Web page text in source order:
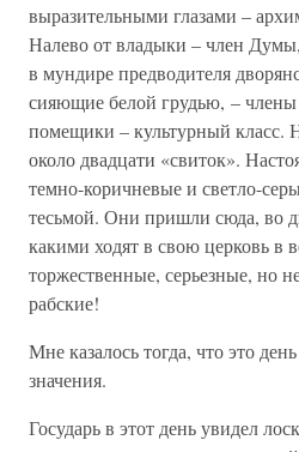
выразительными глазами –
Налево от владыки – член
в мундире предводителя
сияющие белой грудью, –
помещики – культурный класс.
около двадцати «свиток».
темно-коричневые и светло-
тесьмой. Они пришли сюда, во
какими ходят в свою церковь в
торжественные, серьезные, но
рабские!
Мне казалось тогда, что это
значения.
Государь в этот день увидел